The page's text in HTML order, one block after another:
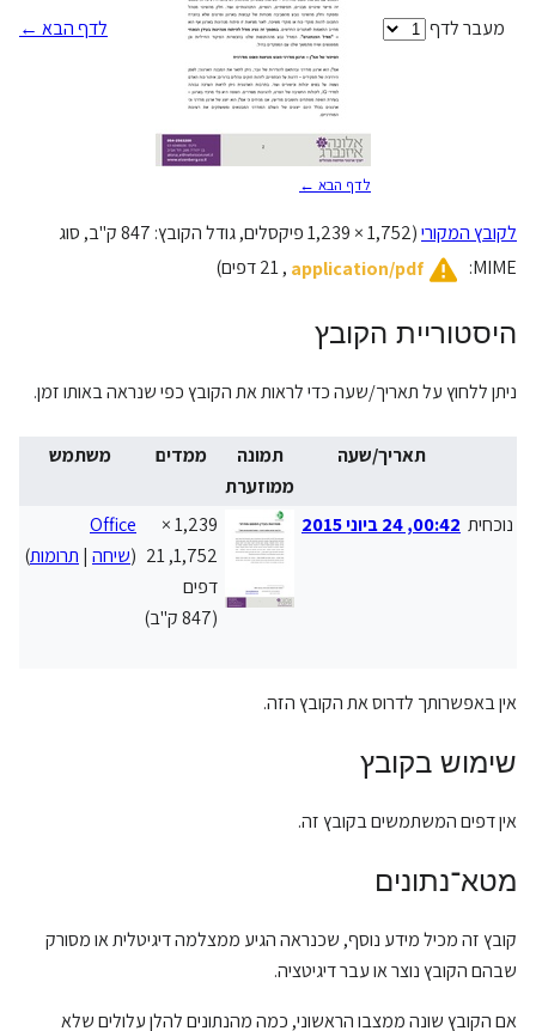
מעבר לדף
לדף הבא ←
לדף הבא ←
לקובץ המקורי(
1,239 × 1,752
פיקסלים, גודל הקובץ: 847 ק"ב, סוג
MIME‏:
application/pdf ‏, 21 דפים)
היסטוריית הקובץ
ניתן ללחוץ על תאריך/שעה כדי לראות את הקובץ כפי שנראה באותו זמן.
תאריך/שעה
תמונה
ממוזערת
ממדים משתמש
נוכחית 00:42, 24 ביוני 2015
1,239 ×
1,752, 21
דפים
(847 ק"ב)
Office
(שיחה | תרומות)
אין באפשרותך לדרוס את הקובץ הזה.
שימוש בקובץ
אין דפים המשתמשים בקובץ זה.
מטא־נתונים
קובץ זה מכיל מידע נוסף, שכנראה הגיע ממצלמה דיגיטלית או מסורק
שבהם הקובץ נוצר או עבר דיגיטציה.
אם הקובץ שונה ממצבו הראשוני, כמה מהנתונים להלן עלולים שלא